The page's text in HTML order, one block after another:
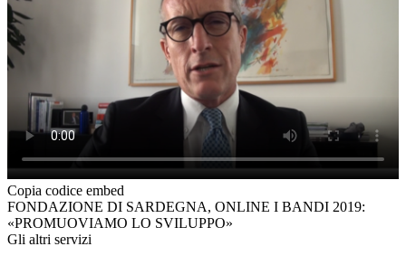
Copia codice embed
FONDAZIONE DI SARDEGNA, ONLINE I BANDI 2019:
«PROMUOVIAMO LO SVILUPPO»
Gli altri servizi